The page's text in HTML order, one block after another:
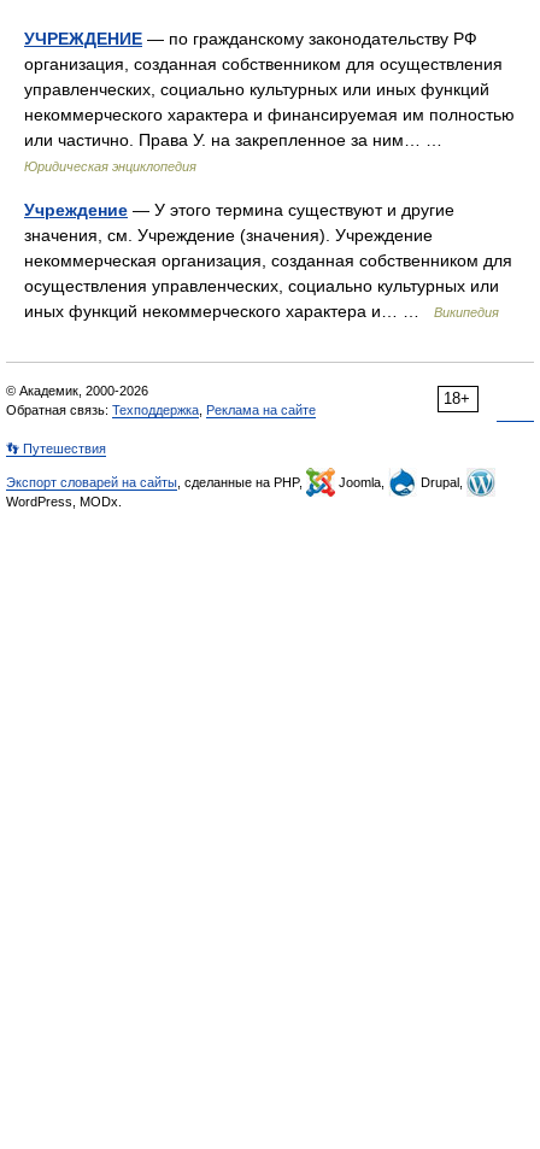
УЧРЕЖДЕНИЕ — по гражданскому законодательству РФ
организация, созданная собственником для осуществления
управленческих, социально культурных или иных функций
некоммерческого характера и финансируемая им полностью
или частично. Права У. на закрепленное за ним… …
Юридическая энциклопедия
Учреждение — У этого термина существуют и другие
значения, см. Учреждение (значения). Учреждение
некоммерческая организация, созданная собственником для
осуществления управленческих, социально культурных или
иных функций некоммерческого характера и… …
Википедия
18+
© Академик, 2000-2026
Обратная связь: Техподдержка Реклама на сайте
👣 Путешествия
Экспорт словарей на сайты , сделанные на PHP, Joomla,
Drupal,
WordPress, MODx.